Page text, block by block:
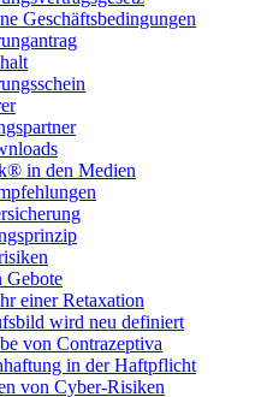
Geschäftsbedingungen
in den Medien
Gebote
einer Retaxation
wird neu definiert
von Contrazeptiva
in der Haftpflicht
von Cyber-Risiken